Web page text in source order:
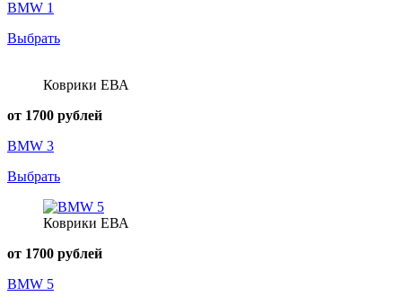
BMW 1
Выбрать
Коврики ЕВА
от 1700 рублей
BMW 3
Выбрать
Коврики ЕВА
от 1700 рублей
BMW 5